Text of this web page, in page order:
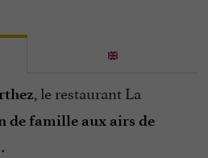
, le restaurant La
de famille aux airs de